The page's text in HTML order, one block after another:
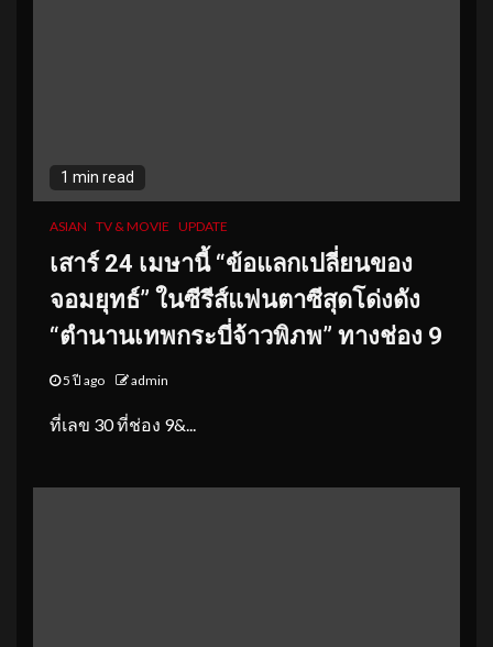
1 min read
ASIAN TV & MOVIE UPDATE
เสาร์ 24 เมษานี้ “ข้อแลกเปลี่ยนของ
จอมยุทธ์” ในซีรีส์แฟนตาซีสุดโด่งดัง
“ตำนานเทพกระบี่จ้าวพิภพ” ทางช่อง 9
5 ปี ago admin
ที่เลข 30 ที่ช่อง 9&...